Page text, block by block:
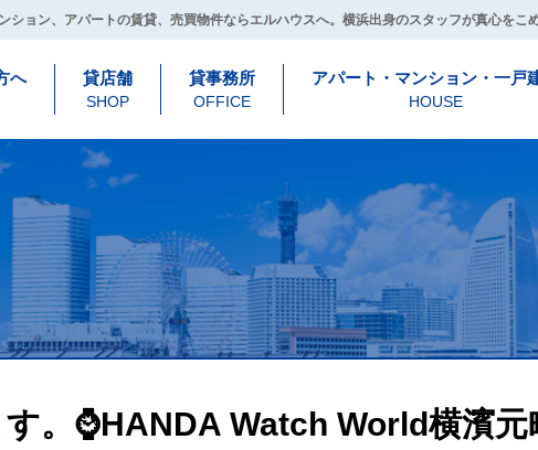
ション、アパートの賃貸、売買物件ならエルハウスへ。横浜出身のスタッフが真心をこ
へ 貸店舗
SHOP
貸事務所
OFFICE
アパート・マンション・一戸
HOUSE
ます。⌚HANDA Watch